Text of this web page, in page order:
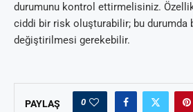
durumunu kontrol ettirmelisiniz.
ciddi bir risk oluşturabilir; bu durumda
değiştirilmesi gerekebilir.
PAYLAŞ 0